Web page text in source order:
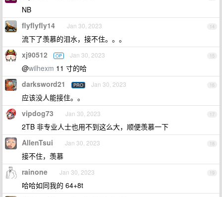
NB
14
flyflyfly14 Jan 30, 2023
流下了羡慕的泪水，接不住。。。
15
xj90512 OP Jan 30, 2023
@wilhexm 11 寸的哈
16
darksword21 PRO Jan 30, 2023
应该没人能接住。。
17
vipdog73 Jan 30, 2023
2TB 非专业人士也用不到这么大，顺便羡慕一下
18
AllenTsui Jan 30, 2023
接不住，羡慕
19
rainone Jan 30, 2023
哈哈如同我的 64+8t